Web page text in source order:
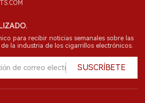
para recibir noticias semanales sobre las
la industria de los cigarrillos electrónicos.
SUSCRÍBETE